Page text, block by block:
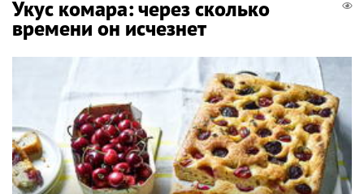
Укус комара: через сколько
времени он исчезнет